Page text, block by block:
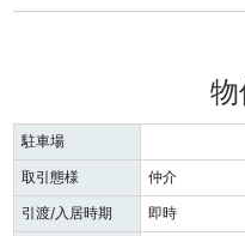
物
駐車場
取引態様
仲介
引渡/入居時期
即時